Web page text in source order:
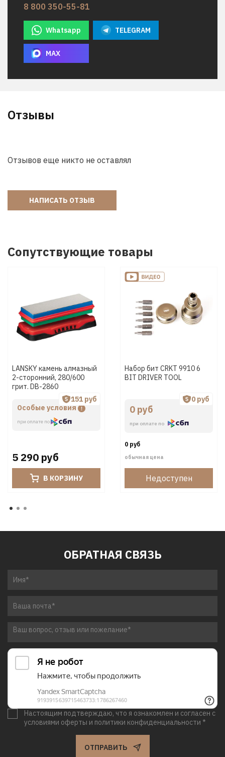
8 800 350-55-81
Whatsapp TELEGRAM
MAX
Отзывы
Отзывов еще никто не оставлял
НАПИСАТЬ ОТЗЫВ
Сопутствующие товары
LANSKY камень алмазный
2-сторонний, 280/600
грит. DB-2860
Особые условия
при оплате по
151 руб
5 290 руб
В КОРЗИНУ
Набор бит CRKT 9910 6
BIT DRIVER TOOL
0 руб
при оплате по
0 руб
0 руб
обычная цена
Недоступен
ОБРАТНАЯ СВЯЗЬ
Настоящим подтверждаю, что я ознакомлен и согласен с
условиями оферты и политики конфиденциальности *
ОТПРАВИТЬ